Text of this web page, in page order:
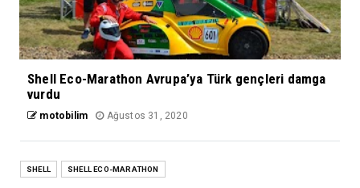
Shell Eco-Marathon Avrupa’ya Türk gençleri damga
vurdu
motobilim Ağustos 31, 2020
SHELL SHELL ECO-MARATHON